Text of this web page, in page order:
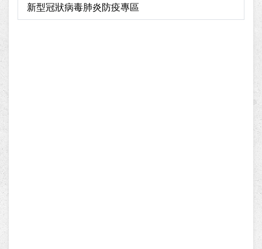
新型冠狀病毒肺炎防疫專區